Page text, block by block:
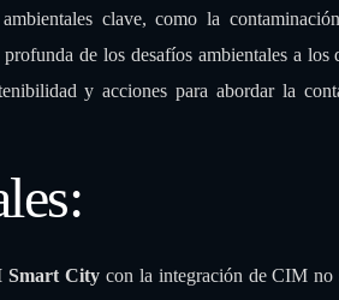
en esta iniciativa. Londres también ha
clave, como la
de los desafíos ambientales a
y acciones para abordar la